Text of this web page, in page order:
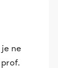
ne